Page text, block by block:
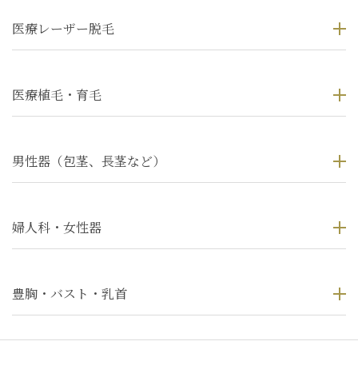
医療レーザー脱毛
医療植毛・育毛
男性器（包茎、長茎など）
婦人科・女性器
豊胸・バスト・乳首